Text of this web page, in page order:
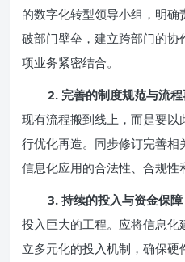
的数字化转型领导小组，明
破部门壁垒，建立跨部门的
项业务紧密结合。
2. 完善的制度规范与流程
现有流程搬到线上，而是要
行优化再造。同步修订完善
信息化应用的合法性、合规性
3. 持续的投入与资金保障
投入巨大的工程。应将信息
立多元化的投入机制，确保